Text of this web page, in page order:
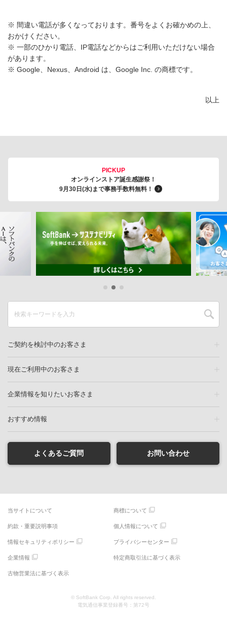
※ 間違い電話が多くなっております。番号をよくお確かめの上、
おかけください。
※ 一部のひかり電話、IP電話などからはご利用いただけない場合
があります。
※ Google、Nexus、Android は、Google Inc. の商標です。
以上
PICKUP
オンラインストア誕生感謝祭！
9月30日(水)まで事務手数料無料！
ご契約を検討中のお客さま
現在ご利用中のお客さま
企業情報を知りたいお客さま
おすすめ情報
よくあるご質問 お問い合わせ
当サイトについて 商標について
約款・重要説明事項 個人情報について
情報セキュリティポリシー プライバシーセンター
企業情報 特定商取引法に基づく表示
古物営業法に基づく表示
© SoftBank Corp. All rights reserved.
電気通信事業登録番号：第72号